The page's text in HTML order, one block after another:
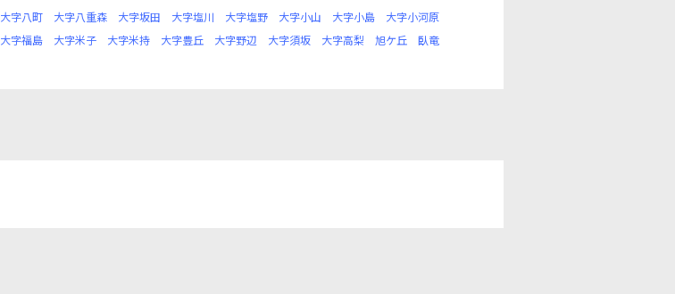
大字八町 大字八重森 大字坂田 大字塩川 大字塩野 大字小山 大字小島
大字小河原
大字福島 大字米子 大字米持 大字豊丘 大字野辺 大字須坂 大字高梨 旭ケ丘
臥竜